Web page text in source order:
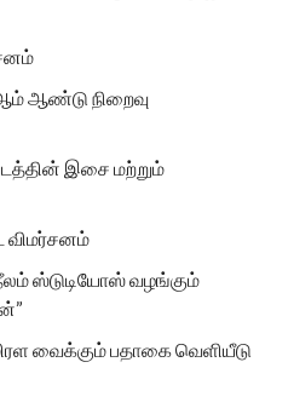
ஆண்டு நிறைவு
இசை மற்றும்
விமர்சனம்
ஸ்டுடியோஸ் வழங்கும்
வைக்கும் பதாகை வெளியீடு